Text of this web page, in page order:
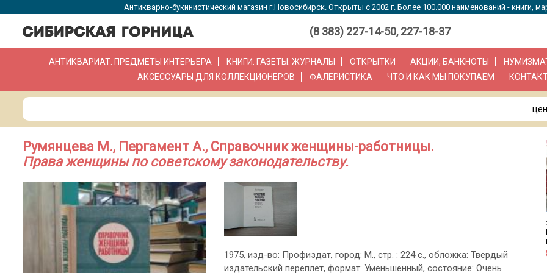
Антикварно-букинистический магазин г.Новосибирск. Открыты с 2002 г. Более 100.000 наименований - книги,
(8 383) 227-14-50, 227-18-37
АНТИКВАРИАТ. ПРЕДМЕТЫ ИНТЕРЬЕРА КНИГИ. ГАЗЕТЫ. ЖУРНАЛЫ ОТКРЫТКИ АКЦИИ, БАНКНОТЫ
АКСЕССУАРЫ ДЛЯ КОЛЛЕКЦИОНЕРОВ
ФАЛЕРИСТИКА ЧТО И КАК МЫ ПОКУПАЕМ
Румянцева М., Пергамент А., Справочник женщины-работницы.
Права женщины по советскому законодательству.
1975, изд-во: Профиздат, город: М., стр. : 224 с., обложка: Твердый
издательский переплет, формат: Уменьшенный, состояние: Очень